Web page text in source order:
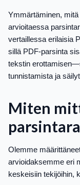
Ymmärtäminen,
arvioitaessa
vertaillessa erilaisia
sillä PDF-parsinta
tekstin
tunnistamista ja
Miten
Olemme
arvioidaksemme eri
keskeisiin tekijöihin,